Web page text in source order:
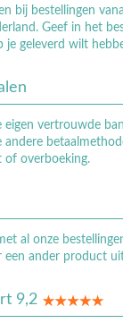
bij bestellingen
Geef in het
je geleverd wilt
eigen vertrouwde
andere
of overboeking.
al onze
een ander product
9,2